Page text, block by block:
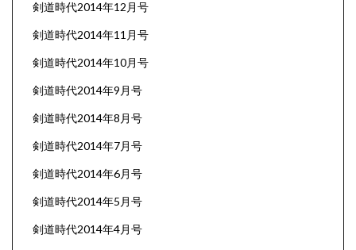
剣道時代2014年12月号
剣道時代2014年11月号
剣道時代2014年10月号
剣道時代2014年9月号
剣道時代2014年8月号
剣道時代2014年7月号
剣道時代2014年6月号
剣道時代2014年5月号
剣道時代2014年4月号